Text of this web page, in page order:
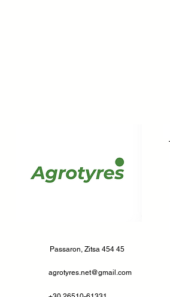
Passaron, Zitsa 454 45
agrotyres.net@gmail.com